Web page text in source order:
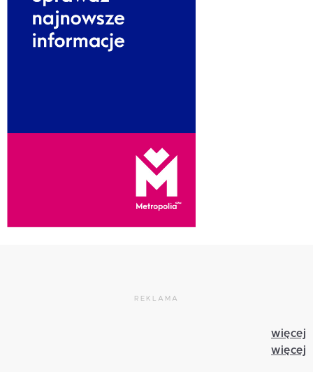
REKLAMA
więcej
więcej